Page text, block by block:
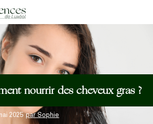
nourrir des cheveux gras ?
2025 par Sophie